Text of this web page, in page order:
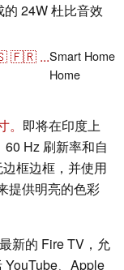
24W 杜比音效
🇫🇷 ...Smart Home
Home
即将在印度上
Hz 刷新率和自
框边框，并使用
提供明亮的色彩
新的 Fire TV，允
YouTube、Apple